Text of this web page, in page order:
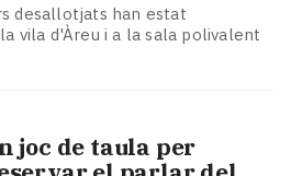
desallotjats han estat
vila d'Àreu i a la sala polivalent
joc de taula per